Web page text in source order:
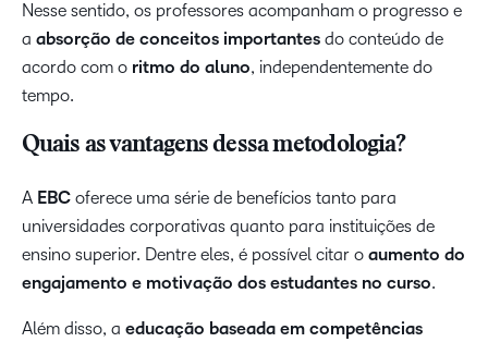
Nesse sentido, os professores acompanham o progresso e
a absorção de conceitos importantes do conteúdo de
acordo com o ritmo do aluno, independentemente do
tempo.
Quais as vantagens dessa metodologia?
A EBC oferece uma série de benefícios tanto para
universidades corporativas quanto para instituições de
ensino superior. Dentre eles, é possível citar o aumento do
engajamento e motivação dos estudantes no curso.
Além disso, a educação baseada em competências